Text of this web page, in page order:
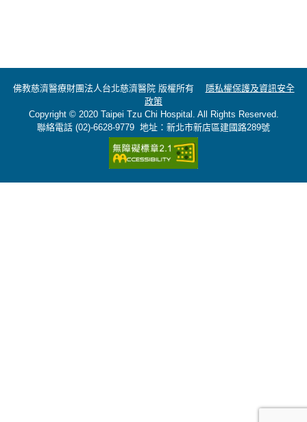
佛教慈濟醫療財團法人台北慈濟醫院 版權所有 隱私權保護及資訊安全
政策
Copyright © 2020 Taipei Tzu Chi Hospital. All Rights Reserved.
聯絡電話 (02)-6628-9779 地址：新北市新店區建國路289號